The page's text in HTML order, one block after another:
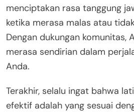
menciptakan rasa tanggung
ketika merasa malas atau
Dengan dukungan komunitas,
merasa sendirian dalam
Anda.
Terakhir, selalu ingat bahwa
efektif adalah yang sesuai